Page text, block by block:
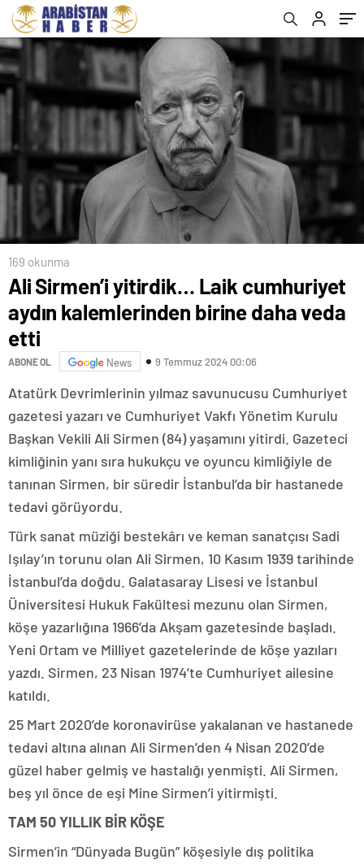
169 okunma
Ali Sirmen’i yitirdik… Laik cumhuriyet
aydın kalemlerinden birine daha veda
etti
ABONE OL News 9 Temmuz 2024 00:06
Atatürk Devrimlerinin yılmaz savunucusu Cumhuriyet
gazetesi yazarı ve Cumhuriyet Vakfı Yönetim Kurulu
Başkan Vekili Ali Sirmen (84) yaşamını yitirdi. Gazeteci
kimliğinin yanı sıra hukukçu ve oyuncu kimliğiyle de
tanınan Sirmen, bir süredir İstanbul’da bir hastanede
tedavi görüyordu.
Türk sanat müziği bestekârı ve keman sanatçısı Sadi
Işılay’ın torunu olan Ali Sirmen, 10 Kasım 1939 tarihinde
İstanbul’da doğdu. Galatasaray Lisesi ve İstanbul
Üniversitesi Hukuk Fakültesi mezunu olan Sirmen,
köşe yazarlığına 1966’da Akşam gazetesinde başladı.
Yeni Ortam ve Milliyet gazetelerinde de köşe yazıları
yazdı. Sirmen, 23 Nisan 1974’te Cumhuriyet ailesine
katıldı.
25 Mart 2020’de koronavirüse yakalanan ve hastanede
tedavi altına alınan Ali Sirmen’den 4 Nisan 2020’de
güzel haber gelmiş ve hastalığı yenmişti. Ali Sirmen,
beş yıl önce de eşi Mine Sirmen’i yitirmişti.
TAM 50 YILLIK BİR KÖŞE
Sirmen’in “Dünyada Bugün” köşesiyle dış politika